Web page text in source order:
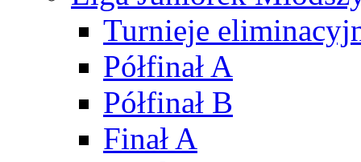
Turnieje
Półfinał A
Półfinał B
Finał A